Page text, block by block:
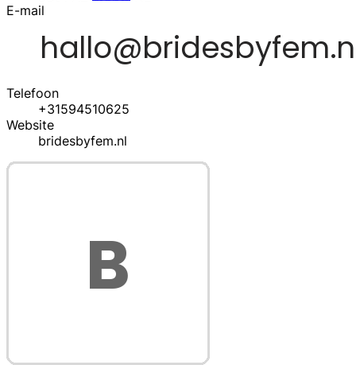
E-mail
Telefoon
+31594510625
Website
bridesbyfem.nl